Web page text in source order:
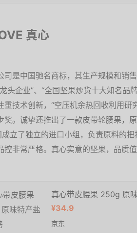
真心
司是中国驰名商标，其生产规模和销
头企业”、“全国坚果炒货十大知名品
重技术创新，“空压机余热回收利用研
奖。诚挚还推出了一款皮带轮腰果，
成立了独立的进口小组，负责原料的
控非常严格。真心实意的坚果，品质
真心带皮腰果 250g 原
¥34.9
京东